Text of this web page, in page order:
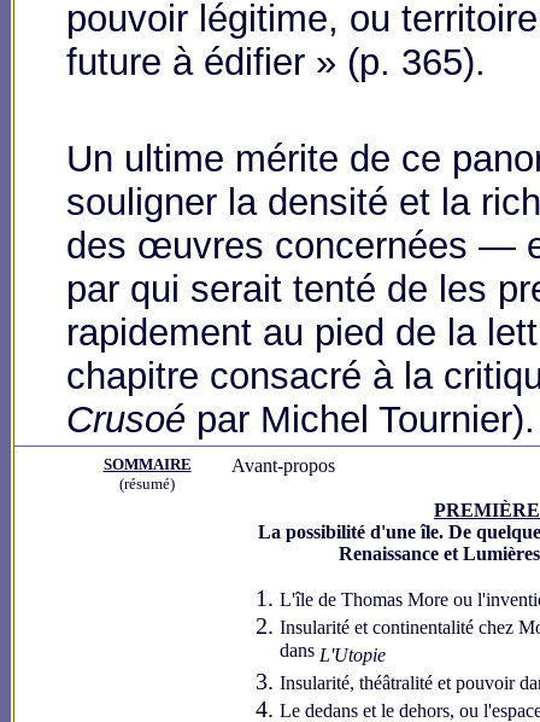
pouvoir légitime, ou
future à édifier » (p. 365).
Un ultime mérite de ce
souligner la densité et la
des œuvres concernées —
par qui serait tenté de les
rapidement au pied de la
chapitre consacré à la
Crusoé par Michel Tournier).
SOMMAIRE
(résumé)
Avant-propos
La possibilité d'une île. De
Renaissance et
L'île de Thomas More ou
Insularité et continentalité chez
dans L'Utopie
Insularité, théâtralité et pouvoir
Le dedans et le dehors, ou